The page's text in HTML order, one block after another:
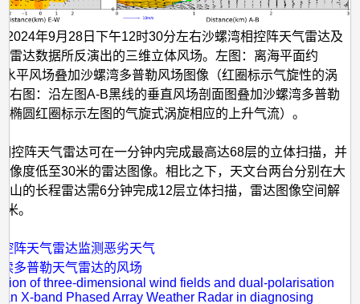
年9月28日下午12时30分左右沙螺湾相控阵天气雷达及
雷达数据所反演出的三维立体风场。左图：离海平面约
平风场叠加沙螺湾多普勒风场图像（红圈标示气旋性的涡
右图：沿左图A-B黑线的垂直风场剖面图叠加沙螺湾多普勒
椭圆红圈标示左图的气旋式涡旋相应的上升气流）。
控阵天气雷达可在一分钟内完成最高达68层的立体扫描，并
像度低至30米的雷达图像。相比之下，天文台两台分别在大
山的长程雷达需6分钟完成12层立体扫描，雷达图像空间解
。
阵天气雷达监测恶劣天气
多普勒天气雷达的风场
of three-dimensional wind fields and dual-polarisation
X-band Phased Array Weather Radar in diagnosing